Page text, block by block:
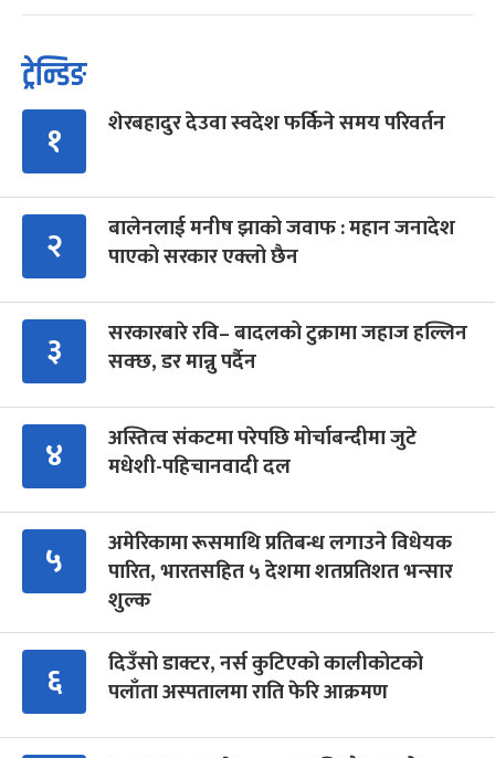
ट्रेन्डिङ
१ शेरबहादुर देउवा स्वदेश फर्किने समय परिवर्तन
२
बालेनलाई मनीष झाको जवाफ : महान जनादेश
पाएको सरकार एक्लो छैन
३
सरकारबारे रवि– बादलको टुक्रामा जहाज हल्लिन
सक्छ, डर मान्नु पर्दैन
४
अस्तित्व संकटमा परेपछि मोर्चाबन्दीमा जुटे
मधेशी-पहिचानवादी दल
५
अमेरिकामा रूसमाथि प्रतिबन्ध लगाउने विधेयक
पारित, भारतसहित ५ देशमा शतप्रतिशत भन्सार
शुल्क
६
दिउँसो डाक्टर, नर्स कुटिएको कालीकोटको
पलाँता अस्पतालमा राति फेरि आक्रमण